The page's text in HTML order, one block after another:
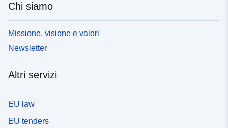
Chi siamo
Missione, visione e valori
Newsletter
Altri servizi
EU law
EU tenders